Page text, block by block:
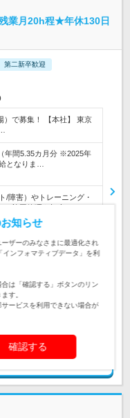
業月20h程★年休130日
第二新卒歓迎
で募集！ 【本社】 東京
年間5.35カ月分 ※2025年
となりま…
/障害）やトレーニング・
る施工管理を担当。
備経験、または土木の施
：
気になる
知らせ
ザーのみなさまに最適化され
ンフォマティブデータ」を利
は「確認する」ボタンのリン
す。
ービスを利用できない場合が
確認する